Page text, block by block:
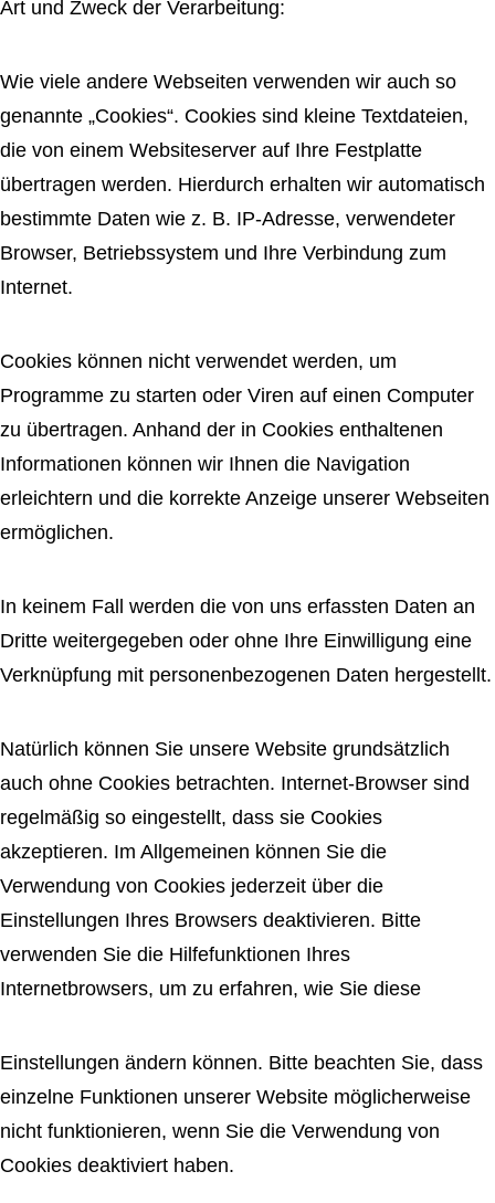
Art und Zweck der Verarbeitung:
Wie viele andere Webseiten verwenden wir auch so
genannte „Cookies“. Cookies sind kleine Textdateien,
die von einem Websiteserver auf Ihre Festplatte
übertragen werden. Hierdurch erhalten wir automatisch
bestimmte Daten wie z. B. IP-Adresse, verwendeter
Browser, Betriebssystem und Ihre Verbindung zum
Internet.
Cookies können nicht verwendet werden, um
Programme zu starten oder Viren auf einen Computer
zu übertragen. Anhand der in Cookies enthaltenen
Informationen können wir Ihnen die Navigation
erleichtern und die korrekte Anzeige unserer Webseiten
ermöglichen.
In keinem Fall werden die von uns erfassten Daten an
Dritte weitergegeben oder ohne Ihre Einwilligung eine
Verknüpfung mit personenbezogenen Daten hergestellt.
Natürlich können Sie unsere Website grundsätzlich
auch ohne Cookies betrachten. Internet-Browser sind
regelmäßig so eingestellt, dass sie Cookies
akzeptieren. Im Allgemeinen können Sie die
Verwendung von Cookies jederzeit über die
Einstellungen Ihres Browsers deaktivieren. Bitte
verwenden Sie die Hilfefunktionen Ihres
Internetbrowsers, um zu erfahren, wie Sie diese
Einstellungen ändern können. Bitte beachten Sie, dass
einzelne Funktionen unserer Website möglicherweise
nicht funktionieren, wenn Sie die Verwendung von
Cookies deaktiviert haben.